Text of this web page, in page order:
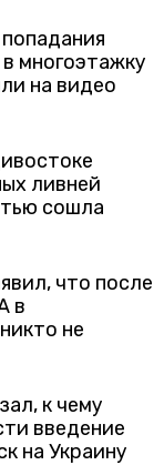
многоэтажку
на видео
ливней
сошла
что после
в
не
к чему
введение
на Украину